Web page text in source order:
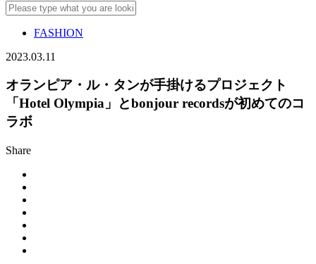
FASHION
2023.03.11
オランピア・ル・タンが手掛けるプロジェクト
「Hotel Olympia」とbonjour recordsが初めてのコ
ラボ
Share